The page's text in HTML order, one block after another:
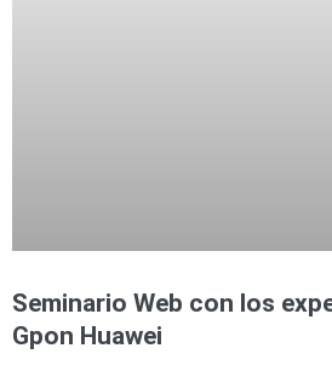
Seminario Web con los
Gpon Huawei